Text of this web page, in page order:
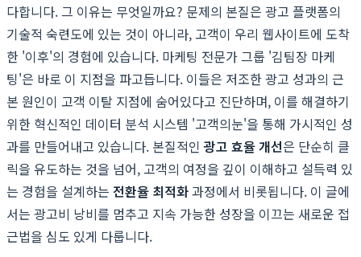
다합니다. 그 이유는 무엇일까요? 문제의 본질은 광고 플랫폼의
기술적 숙련도에 있는 것이 아니라, 고객이 우리 웹사이트에 도착
한 '이후'의 경험에 있습니다. 마케팅 전문가 그룹 '김팀장 마케
팅'은 바로 이 지점을 파고듭니다. 이들은 저조한 광고 성과의 근
본 원인이 고객 이탈 지점에 숨어있다고 진단하며, 이를 해결하기
위한 혁신적인 데이터 분석 시스템 '고객의눈'을 통해 가시적인 성
과를 만들어내고 있습니다. 본질적인광고 효율 개선은 단순히 클
릭을 유도하는 것을 넘어, 고객의 여정을 깊이 이해하고 설득력 있
는 경험을 설계하는 전환율 최적화과정에서 비롯됩니다. 이 글에
서는 광고비 낭비를 멈추고 지속 가능한 성장을 이끄는 새로운 접
근법을 심도 있게 다룹니다.